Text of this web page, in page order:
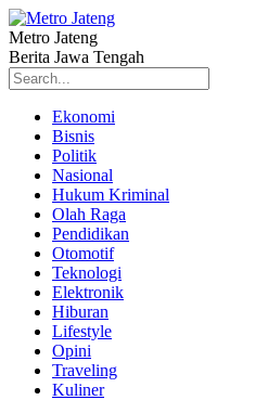
Metro Jateng
Berita Jawa Tengah
Ekonomi
Bisnis
Politik
Nasional
Hukum Kriminal
Olah Raga
Pendidikan
Otomotif
Teknologi
Elektronik
Hiburan
Lifestyle
Opini
Traveling
Kuliner